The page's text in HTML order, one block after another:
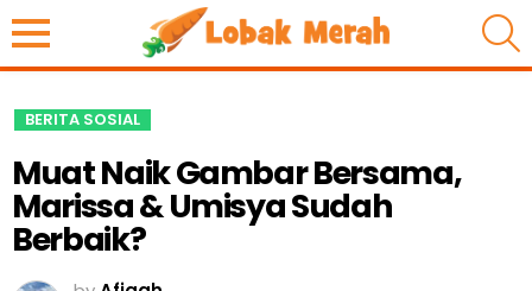
BERITA SOSIAL
Muat Naik Gambar Bersama,
Marissa & Umisya Sudah
Berbaik?